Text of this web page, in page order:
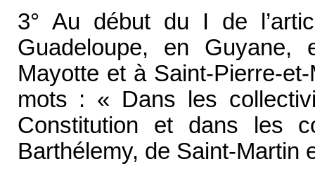
3° Au début du I de
Guadeloupe, en
Mayotte et à Saint-Pierre-
mots : « Dans les
Constitution et dans les
Barthélemy, de Saint-Martin